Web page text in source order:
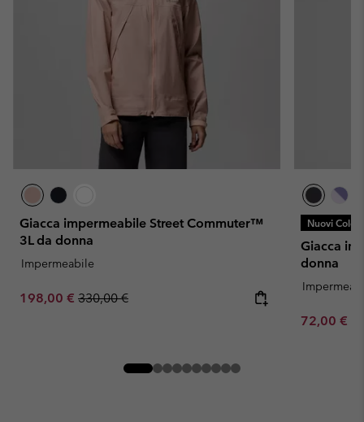
Giacca impermeabile Street Commuter™
3L da donna
Impermeabile
Sale price:
198,00 € Regular price:
330,00 €
Nuovi Colori
Giacca
donna
Minimum
72,00 €